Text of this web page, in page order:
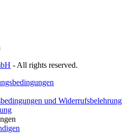
- All rights reserved.
und Widerrufsbelehrung